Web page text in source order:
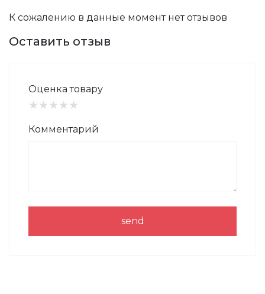
К сожалению в данные момент нет отзывов
Оставить отзыв
Оценка товару
★ ★ ★ ★ ★
Комментарий
send